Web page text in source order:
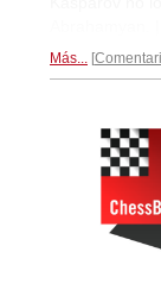
Más...